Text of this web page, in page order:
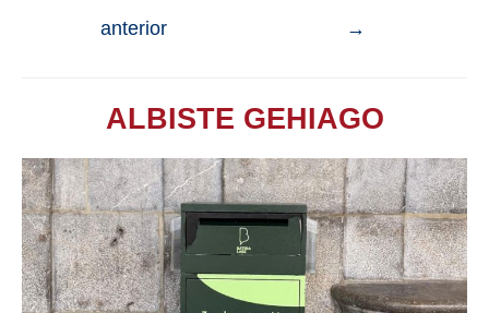
anterior
→
ALBISTE GEHIAGO